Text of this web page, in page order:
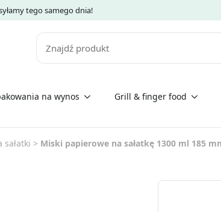
tego samego dnia!
Szukaj
na wynos Grill & finger food
sałatki > Miski papierowe na sałatkę 1300 ml 185